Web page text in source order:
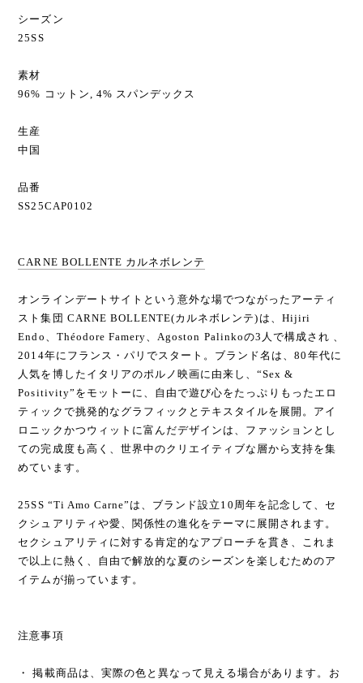
シーズン
25SS
素材
96% コットン, 4% スパンデックス
生産
中国
品番
SS25CAP0102
CARNE BOLLENTE カルネボレンテ
オンラインデートサイトという意外な場でつながったアーティ
スト集団 CARNE BOLLENTE(カルネボレンテ)は、Hijiri
Endo、Théodore Famery、Agoston Palinkoの3人で構成され 、
2014年にフランス・パリでスタート。ブランド名は、80年代に
人気を博したイタリアのポルノ映画に由来し、“Sex &
Positivity”をモットーに、自由で遊び心をたっぷりもったエロ
ティックで挑発的なグラフィックとテキスタイルを展開。アイ
ロニックかつウィットに富んだデザインは、ファッションとし
ての完成度も高く、世界中のクリエイティブな層から支持を集
めています。
25SS “Ti Amo Carne”は、ブランド設立10周年を記念して、セ
クシュアリティや愛、関係性の進化をテーマに展開されます。
セクシュアリティに対する肯定的なアプローチを貫き、これま
で以上に熱く、自由で解放的な夏のシーズンを楽しむためのア
イテムが揃っています。
注意事項
・ 掲載商品は、実際の色と異なって見える場合があります。お